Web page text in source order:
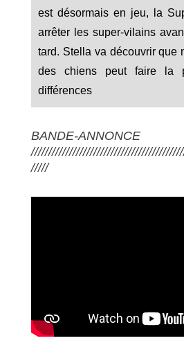
est désormais en jeu, la
arrêter les super-vilains
tard. Stella va découvrir que
des chiens peut faire la
différences
BANDE-ANNONCE
/////